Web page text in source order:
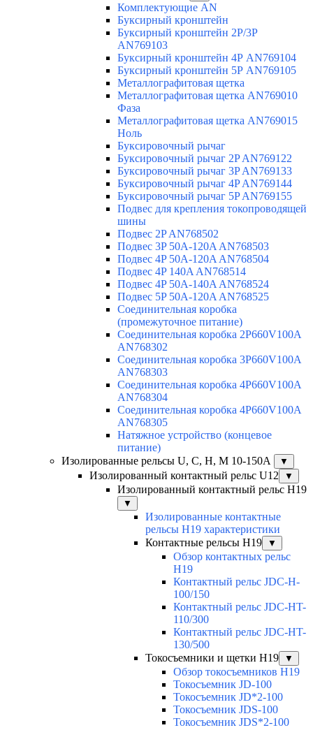
Комплектующие AN
Буксирный кронштейн
Буксирный кронштейн 2Р/3Р
AN769103
Буксирный кронштейн 4Р AN769104
Буксирный кронштейн 5Р AN769105
Металлографитовая щетка
Металлографитовая щетка AN769010
Фаза
Металлографитовая щетка AN769015
Ноль
Буксировочный рычаг
Буксировочный рычаг 2P AN769122
Буксировочный рычаг 3P AN769133
Буксировочный рычаг 4P AN769144
Буксировочный рычаг 5P AN769155
Подвес для крепления токопроводящей
шины
Подвес 2P AN768502
Подвес 3P 50A-120A AN768503
Подвес 4P 50A-120A AN768504
Подвес 4P 140A AN768514
Подвес 4P 50A-140A AN768524
Подвес 5P 50A-120A AN768525
Соединительная коробка
(промежуточное питание)
Соединительная коробка 2P660V100A
AN768302
Соединительная коробка 3P660V100A
AN768303
Соединительная коробка 4P660V100A
AN768304
Соединительная коробка 4P660V100A
AN768305
Натяжное устройство (концевое
питание)
Изолированные рельсы U, C, H, M 10-150А
▼
Изолированный контактный рельс U12 ▼
Изолированный контактный рельс Н19
▼
Изолированные контактные
рельсы Н19 характеристики
Контактные рельсы H19
▼
Обзор контактных рельс
H19
Контактный рельс JDC-H-
100/150
Контактный рельс JDC-HT-
110/300
Контактный рельс JDC-HT-
130/500
Токосъемники и щетки H19
▼
Обзор токосъемников H19
Токосъемник JD-100
Токосъемник JD*2-100
Токосъемник JDS-100
Токосъемник JDS*2-100